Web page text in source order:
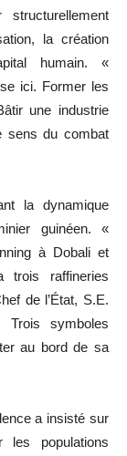
la création
humain. «
ici. Former les
une industrie
sens du combat
la dynamique
guinéen. «
à Dobali et
trois raffineries
de l’État, S.E.
Trois symboles
au bord de sa
a insisté sur
les populations